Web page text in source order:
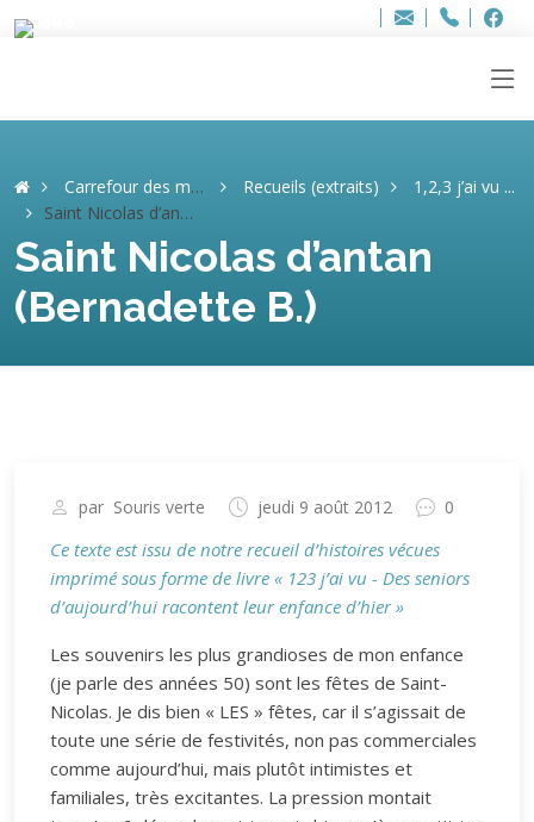
Adresse
info..hâthe..
Tel.
Tel.
Carrefour des mémoires Recueils (extraits)
1,2,3 j’ai vu ...
Saint Nicolas d’antan (Bernadette B.)
Saint Nicolas d’antan
(Bernadette B.)
par Souris verte jeudi 9 août 2012 0
Ce texte est issu de notre recueil d’histoires vécues
imprimé sous forme de livre « 123 j’ai vu - Des seniors
d’aujourd’hui racontent leur enfance d’hier »
Les souvenirs les plus grandioses de mon enfance
(je parle des années 50) sont les fêtes de Saint-
Nicolas. Je dis bien « LES » fêtes, car il s’agissait de
toute une série de festivités, non pas commerciales
comme aujourd’hui, mais plutôt intimistes et
familiales, très excitantes. La pression montait